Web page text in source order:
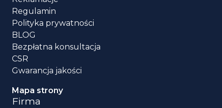
Regulamin
Polityka prywatności
BLOG
Bezpłatna konsultacja
CSR
Gwarancja jakości
Mapa strony
Firma